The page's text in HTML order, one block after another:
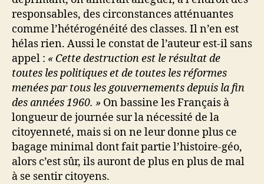
responsables, des circonstances atténuantes
comme l’hétérogénéité des classes. Il n’en est
hélas rien. Aussi le constat de l’auteur est-il sans
appel : « Cette destruction est le résultat de
toutes les politiques et de toutes les réformes
menées par tous les gouvernements depuis la fin
des années 1960. » On bassine les Français à
longueur de journée sur la nécessité de la
citoyenneté, mais si on ne leur donne plus ce
bagage minimal dont fait partie l’histoire-géo,
alors c’est sûr, ils auront de plus en plus de mal
à se sentir citoyens.